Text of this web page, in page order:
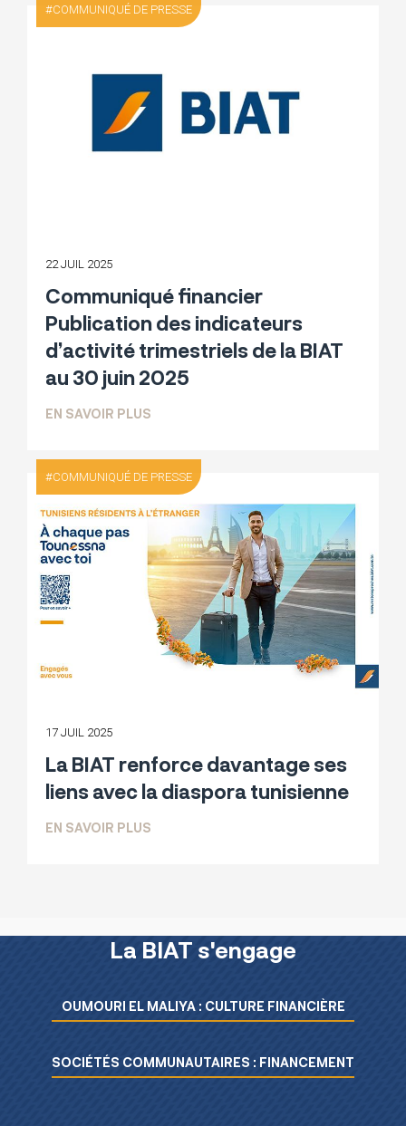
COMMUNIQUÉ DE PRESSE
22 JUIL 2025
Communiqué financier
Publication des indicateurs
d’activité trimestriels de la BIAT
au 30 juin 2025
EN SAVOIR PLUS
COMMUNIQUÉ DE PRESSE
17 JUIL 2025
La BIAT renforce davantage ses
liens avec la diaspora tunisienne
EN SAVOIR PLUS
La BIAT s'engage
Menu L’essentiel de la BIAT
OUMOURI EL MALIYA : CULTURE FINANCIÈRE
SOCIÉTÉS COMMUNAUTAIRES : FINANCEMENT